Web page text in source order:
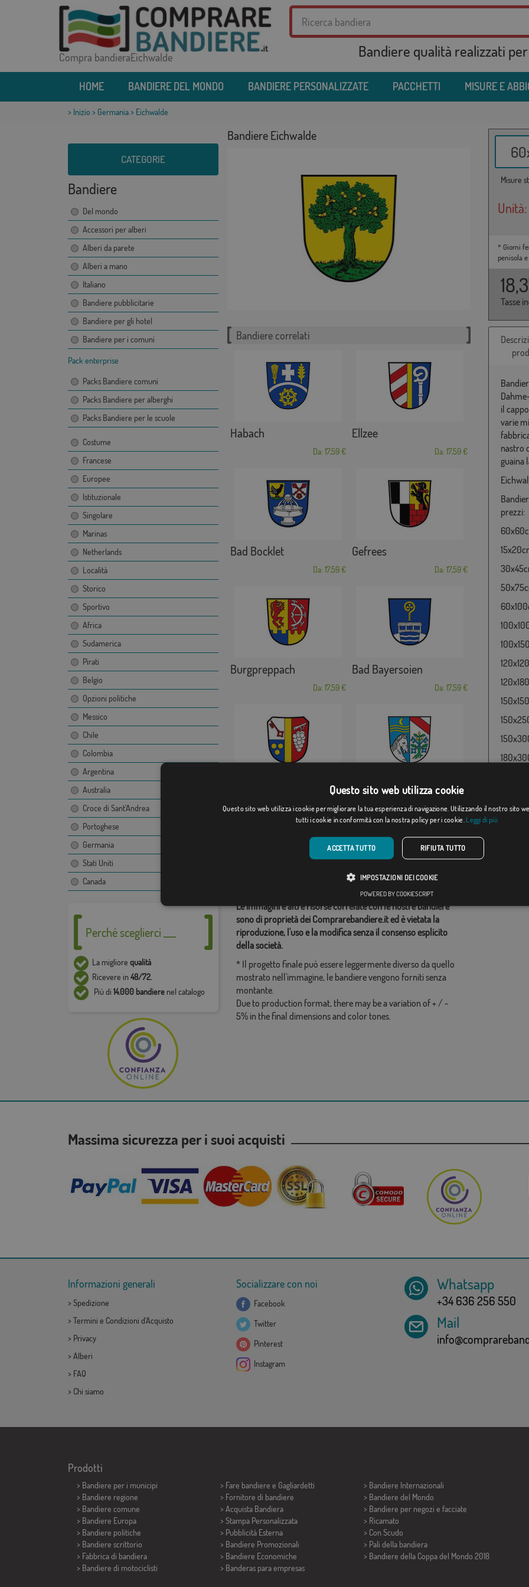
Compra bandieraEichwalde Bandiere qualità realizzati
HOME BANDIERE DEL MONDO BANDIERE PERSONALIZZATE PACCHETTI MISURE E
> Inizio > Germania> Eichwalde
CATEGORIE
Bandiere
Del mondo
Accessori per alberi
Alberi da parete
Alberi a mano
Italiano
Bandiere pubblicitarie
Bandiere per gli hotel
Bandiere per i comuni
Pack enterprise
Packs Bandiere comuni
Packs Bandiere per alberghi
Packs Bandiere per le scuole
Costume
Francese
Europee
Istituzionale
Singolare
Marinas
Netherlands
Località
Storico
Sportivo
Africa
Sudamerica
Pirati
Belgio
Opzioni politiche
Messico
Chile
Colombia
Argentina
Australia
Croce di Sant'Andrea
Portoghese
Germania
Stati Uniti
Canada
Perché sceglierci ___
La migliore qualità
Ricevere in48/72.
Più di 14.000 bandierenel catalogo
Bandiere Eichwalde
Misure
Unità:
* Giorni
penisola
Tasse
Bandiere correlati
Habach
Da: 17,59 €
Ellzee
Da: 17,59 €
Bad Bocklet
Da: 17,59 €
Gefrees
Da: 17,59 €
Burgpreppach
Da: 17,59 €
Bad Bayersoien
Da: 17,59 €
Da: 17,59 €
Pocking
Da: 17,59 €
Categorie correlate:
Le immagini e altre risorse correlate con le nostre bandiere
sono di proprietà dei Comprarebandiere.it ed è vietata la
riproduzione, l'uso e la modifica senza il consenso esplicito
della società.
* Il progetto finale può essere leggermente diverso da quello
mostrato nell'immagine, le bandiere vengono forniti senza
montante.
Due to production format, there may be a variation of + / -
5% in the final dimensions and color tones.
il
varie
nastro
guaina
prezzi:
Massima sicurezza per i suoi acquisti
Informazioni generali
> Spedizione
> Termini e Condizioni d'Acquisto
> Privacy
> Alberi
> FAQ
> Chi siamo
Socializzare con noi
Facebook
Twitter
Pinterest
Instagram
Whatsapp
+34 636 256 550
Mail
Prodotti
> Bandiere per i municipi
> Bandiere regione
> Bandiere comune
> Bandiere Europa
> Bandiere politiche
> Bandiere scrittorio
> Fabbrica di bandiera
> Bandiere di motociclisti
> Fare bandiere e Gagliardetti
> Fornitore di bandiere
> Acquista Bandiera
> Stampa Personalizzata
> Pubblicità Esterna
> Bandiere Promozionali
> Bandiere Economiche
> Banderas para empresas
> Bandiere Internazionali
> Bandiere del Mondo
> Bandiere per negozi e facciate
> Ricamato
> Con Scudo
> Pali della bandiera
> Bandiere della Coppa del Mondo 2018
Questo sito web utilizza cookie
Questo sito web utilizza i cookie per migliorare la tua esperienza di navigazione. Utilizzando il nostro sito
tutti i cookie in conformità con la nostra policy per i cookie. Leggi di più
ACCETTA TUTTO RIFIUTA TUTTO
IMPOSTAZIONI DEI COOKIE
POWERED BY COOKIESCRIPT